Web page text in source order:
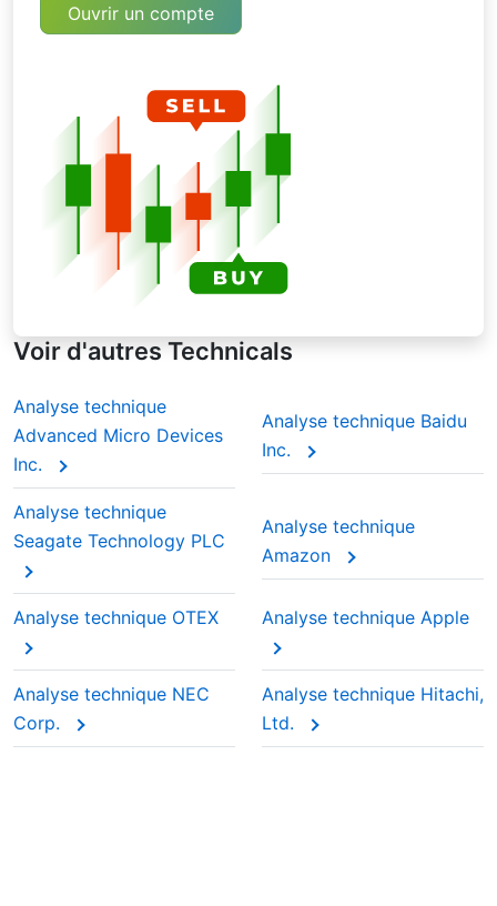
Moyenne mobile exponentielle (EMA)
l'accent sur les données récentes, mais de
manière plus continue. Contrairement à la
WMA, les données plus anciennes ne sont
jamais totalement abandonnées son poids
devient de plus en plus faible au fil du temps.
Cela donne plus de poids aux prix récents tout
en laissant les anciens en arrière-plan. Lors de
l'analyse de la moyenne mobile de Canon Inc.
pendant les saisons de résultats, les traders
s'appuient souvent sur les EMA pour repérer
Ouvrir un compte
Voir d'autres Technicals
Analyse technique
Advanced Micro Devices
Inc.
Analyse technique Baidu
Inc.
Analyse technique
Seagate Technology PLC
Analyse technique
Amazon
Analyse technique OTEX Analyse technique Apple
Analyse technique NEC
Corp.
Analyse technique Hitachi,
Ltd.